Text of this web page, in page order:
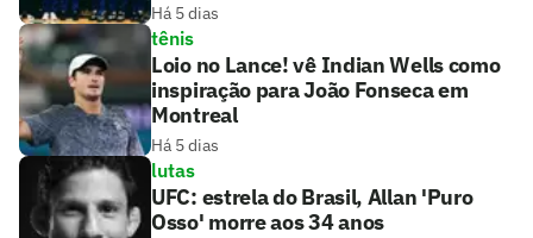
Há 5 dias
tênis
Loio no Lance! vê Indian Wells como
inspiração para João Fonseca em
Montreal
Há 5 dias
lutas
UFC: estrela do Brasil, Allan 'Puro
Osso' morre aos 34 anos